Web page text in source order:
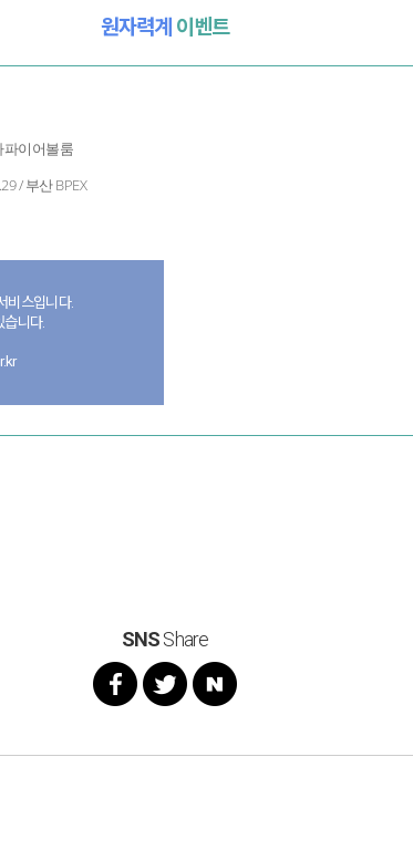
원자력계 이벤트
파이어볼룸
/ 부산 BPEX
비스입니다.
습니다.
SNSShare